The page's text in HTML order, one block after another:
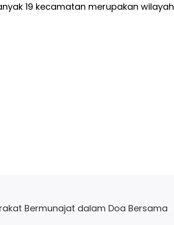
19 kecamatan merupakan wilayah
Bermunajat dalam Doa Bersama